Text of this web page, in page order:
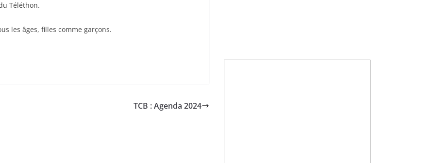
Téléthon.
les âges, filles comme garçons.
TCB : Agenda 2024